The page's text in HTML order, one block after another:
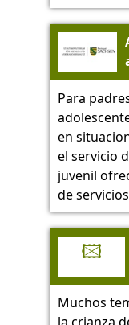
Para
en
el servicio
juvenil
de
🖾
Muchos
la crianza